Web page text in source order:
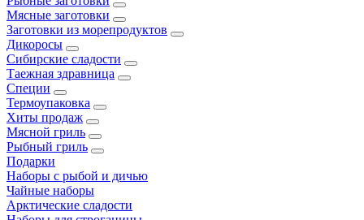
Мясные заготовки
Заготовки из морепродуктов
Дикоросы
Сибирские сладости
Таежная здравница
Специи
Термоупаковка
Хиты продаж
Мясной гриль
Рыбный гриль
Подарки
Наборы с рыбой и дичью
Чайные наборы
Арктические сладости